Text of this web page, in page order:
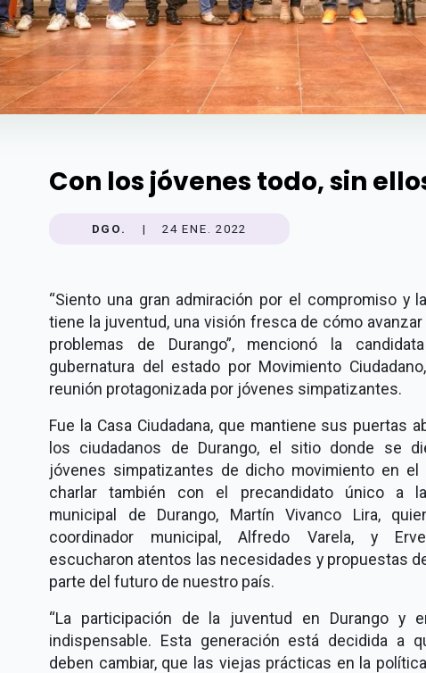
Con los jóvenes todo, sin
DGO. | 24 ENE. 2022
“Siento una gran admiración por el compromiso y
tiene la juventud, una visión fresca de cómo
problemas de Durango”, mencionó la
gubernatura del estado por Movimiento
reunión protagonizada por jóvenes simpatizantes.
Fue la Casa Ciudadana, que mantiene sus puertas
los ciudadanos de Durango, el sitio donde se
jóvenes simpatizantes de dicho movimiento en el
charlar también con el precandidato único a
municipal de Durango, Martín Vivanco Lira,
coordinador municipal, Alfredo Varela, y
escucharon atentos las necesidades y propuestas
parte del futuro de nuestro país.
“La participación de la juventud en Durango y
indispensable. Esta generación está decidida a
deben cambiar, que las viejas prácticas en la